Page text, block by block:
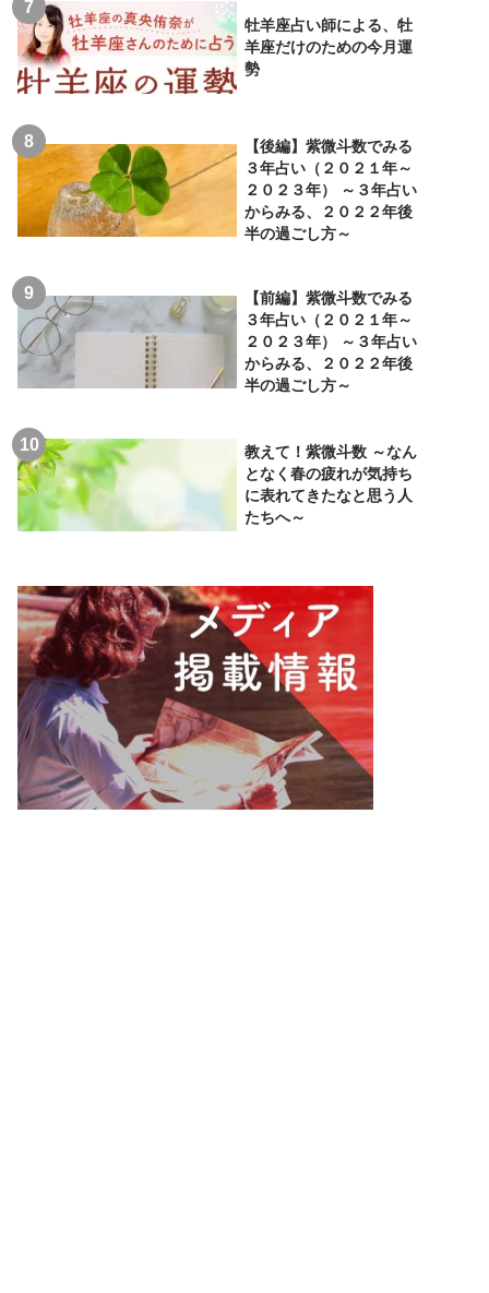
牡羊座占い師による、牡
羊座だけのための今月運
勢
【後編】紫微斗数でみる
３年占い（２０２１年～
２０２３年） ～３年占い
からみる、２０２２年後
半の過ごし方～
【前編】紫微斗数でみる
３年占い（２０２１年～
２０２３年） ～３年占い
からみる、２０２２年後
半の過ごし方～
教えて！紫微斗数 ～なん
となく春の疲れが気持ち
に表れてきたなと思う人
たちへ～